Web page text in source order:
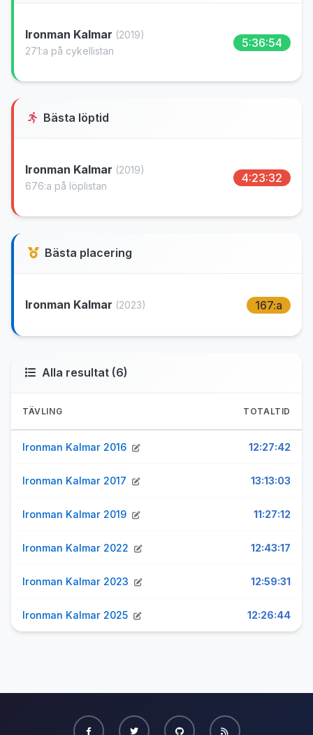
Ironman Kalmar (2019)
271:a på cykellistan
5:36:54
Bästa löptid
Ironman Kalmar (2019)
676:a på löplistan
4:23:32
Bästa placering
Ironman Kalmar (2023) 167:a
Alla resultat (6)
TÄVLING TOTALTID
Ironman Kalmar 2016 12:27:42
Ironman Kalmar 2017 13:13:03
Ironman Kalmar 2019 11:27:12
Ironman Kalmar 2022 12:43:17
Ironman Kalmar 2023 12:59:31
Ironman Kalmar 2025 12:26:44